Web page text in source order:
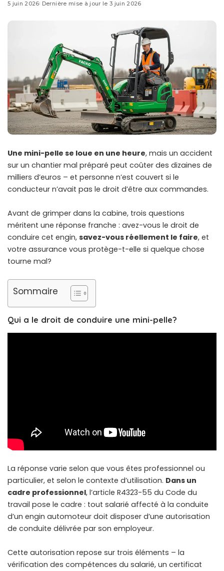
5 juin 2026 Dernière mise à jour le 3 juin 2026
Une mini-pelle se loue en une heure, mais un accident
sur un chantier mal préparé peut coûter des dizaines de
milliers d’euros – et personne n’est couvert si le
conducteur n’avait pas le droit d’être aux commandes.
Avant de grimper dans la cabine, trois questions
méritent une réponse franche : avez-vous le droit de
conduire cet engin, savez-vous réellement le faire, et
votre assurance vous protège-t-elle si quelque chose
tourne mal?
Sommaire
Qui a le droit de conduire une mini-pelle?
La réponse varie selon que vous êtes professionnel ou
particulier, et selon le contexte d’utilisation. Dans un
cadre professionnel, l’article R4323-55 du Code du
travail pose le cadre : tout salarié affecté à la conduite
d’un engin automoteur doit disposer d’une autorisation
de conduite délivrée par son employeur.
Cette autorisation repose sur trois éléments – la
vérification des compétences du salarié, un certificat